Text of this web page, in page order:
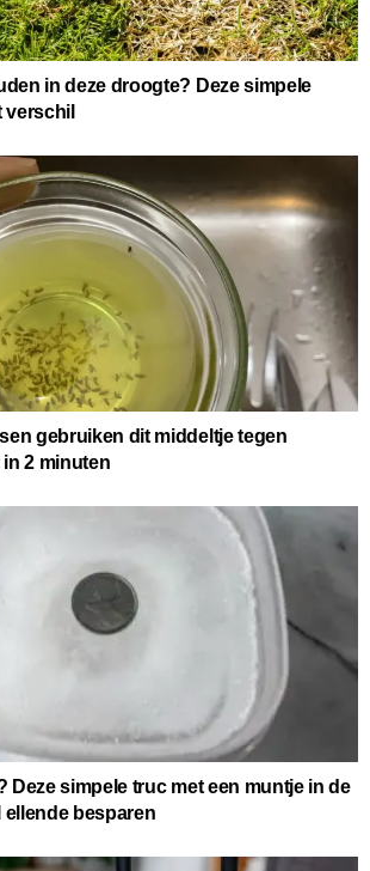
in deze droogte? Deze simpele
verschil
gebruiken dit middeltje tegen
2 minuten
Deze simpele truc met een muntje in de
ellende besparen